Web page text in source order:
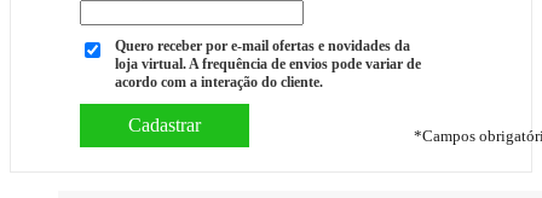
Quero receber por e-mail ofertas e novidades da
loja virtual. A frequência de envios pode variar de
acordo com a interação do cliente.
*Campos